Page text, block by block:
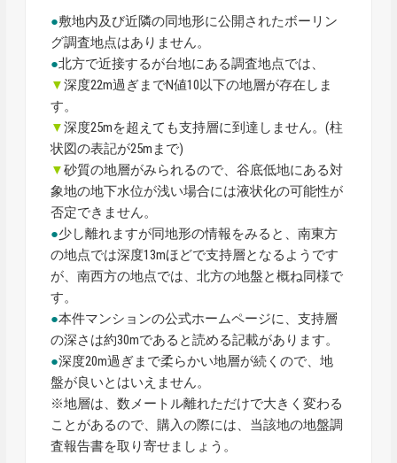
●敷地内及び近隣の同地形に公開されたボーリン
グ調査地点はありません。
●北方で近接するが台地にある調査地点では、
▼深度22m過ぎまでN値10以下の地層が存在しま
す。
▼深度25mを超えても支持層に到達しません。(柱
状図の表記が25mまで)
▼砂質の地層がみられるので、谷底低地にある対
象地の地下水位が浅い場合には液状化の可能性が
否定できません。
●少し離れますが同地形の情報をみると、南東方
の地点では深度13mほどで支持層となるようです
が、南西方の地点では、北方の地盤と概ね同様で
す。
●本件マンションの公式ホームページに、支持層
の深さは約30mであると読める記載があります。
●深度20m過ぎまで柔らかい地層が続くので、地
盤が良いとはいえません。
※地層は、数メートル離れただけで大きく変わる
ことがあるので、購入の際には、当該地の地盤調
査報告書を取り寄せましょう。